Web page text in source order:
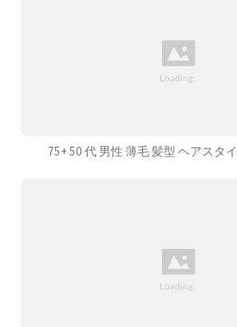
75+ 50 代 男性 薄毛 髪型 ヘアスタ